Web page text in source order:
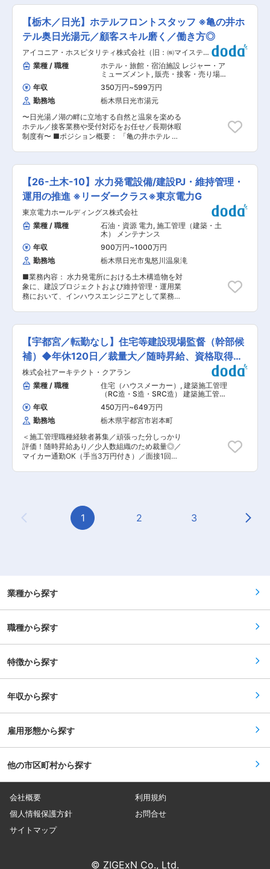
サービス向上のため海外研修も行っております。
また、メンター制度により、新人に対して先輩社
員がきめ細かくフォローする体制も整えていま
す。 グループとして社員を徹底的に大切してお
り、社員の慰労のためのパーティーや、グループ
社員のコミュニケーションを深める大運動会な
ど、様々な企画が用意されています。また就業環
境として独身寮も完備、基本的に転勤もなく、残
業も少なく充実のワークライフバランスを重視し
た働き方も可能です。 変更の範囲：会社の定める
業務
等で使用するドアノブやタオルリングといった住
宅用建築装飾金物の発注業務・在庫管理・納期調
整・品質管理をお任せします。主にサプライヤー
（仕入先）や営業の対応業務になります。 生産・
業務の効率化やコスト低減活動、システム改善の
企画、提案なども業務の一環となります。 ■組織
構成：１６名在籍（センター長１名 他スタッフ
１５名） ■配属先事業部：グローバルハードウェ
ア事業部 業務部 ■働き方：残業時間は月平均
20時間程度です。 入社後はOJTトレーナーのも
と教育を行いながらキャッチアップいただきます
ので未経験の方でもフォロー体制が整っておりま
す。車通勤可能です。 ■当社について：業歴49
年、オリジナリティと提案力を武器に今なお新し
い価値を創造し、成長を続けるエネルギッシュな
企業です。15万点に及ぶオリジナル製品で流通小
金物で住空間に彩りを添えるグローバルハードウ
ェア事業はそれぞれの分野で圧倒的なトップブラ
ンドとしての地位を確立しています。さらに将来
の基幹事業として順調な歩みを続けているのが、
パブリックファニチャーインターナショナル事業
とケユカ事業です。前者は企画力を活かした家
具・備品により、画一的になりがちな公共空間に
新風を吹込んでいます。後者はインテリアショッ
プ「ケユカ」を運営し、シンプルで洗練された自
社ブランド商品を提供しています。 変更の範囲：
会社の定める業務
【栃木／日光】ホテルフロントスタッフ ※亀の井ホ
テル奥日光湯元／顧客スキル磨く／働き方◎
アイコニア・ホスピタリティ株式会社（旧：㈱マイステイ
ズ・ホテル・マネジメント）
業種 / 職種
ホテル・旅館・宿泊施設 レジャー・ア
ミューズメント , 販売・接客・売り場担
当 フロント業務・予約受付
年収 350万円~599万円
勤務地
栃木県日光市湯元
〜日光湯ノ湖の畔に立地する自然と温泉を楽める
ホテル／接客業務や受付対応をお任せ／長期休暇
制度有〜 ■ポジション概要： 「亀の井ホテル 奥
する接客業務、電話応対、予約受付業務（電話、
インターネット）をお願いします。その他、館内
や周辺施設などのご案内、コンシェルジュ業務も
お任せします。 ■「亀の井ホテル 奥日光湯元」
について： 栃木県日光市西部に位置する日光湯元
温泉街の中心にございます。湯ノ湖の畔、絶景の
ロケーションで大自然と温泉をお楽しみいただけ
る温泉ホテルです。 ・戦場ヶ原や中禅寺湖まで車
で20分、紅葉シーズンは多くのレジャー客で賑わ
います。 ・近隣にはスキー場やキャンプ場が多
く、1月〜3月に開催される「奥日光湯元温泉雪ま
つり」は日本夜景遺産にも認定され、季節を問わ
ず観光をお楽しみいただけるエリアです。 ■当社
について： 2025年7月1日（火）より「アイコニ
ア・ホスピタリティ株式会社」に社名変更いたし
ました。 「思い出ある旅館」や「地域を象徴する
クライフバランスを大切にしながら、誰もが“輝
ける場所”でキャリアを築ける環境をご用意。ホ
テル業界で「おもてなし」「地域貢献」「挑戦」
を実現したいあなたをお待ちしています。 変更の
範囲：会社の定める業務
【26-土木-10】水力発電設備/建設PJ・維持管理・
運用の推進 ※リーダークラス※東京電力G
東京電力ホールディングス株式会社
業種 / 職種
石油・資源 電力, 施工管理（建築・土
木） メンテナンス
年収
900万円~1000万円
勤務地
栃木県日光市鬼怒川温泉滝
■業務内容： 水力発電所における土木構造物を対
象に、建設プロジェクトおよび維持管理・運用業
務において、インハウスエンジニアとして業務を
健全性確保と計画的な更新・維持管理が不可欠で
す。 本ポジションでは、発注者側の立場から、ご
経験・専門性を踏まえた役割に応じ、設備のライ
フサイクル全体に関わる、計画・設計、積算、工
事監理、維持管理・運用に関わる業務を推進して
いただきます。 関係部署や協力会社と連携しなが
ら、専門性を活かした技術検討・判断を通じて、
水力発電設備の安全性・信頼性向上と安定運用を
支える役割を担っていただきます。 【具体的な業
務内容】 ・水力発電所土木構造物に関する調査お
よび計画立案 ・土木構造物の設計業務 （構造
設計、工事設計を含む） ・積算および工事監理
・設備の保守管理、運用に関する技術的検討・改
善 【主な対象構造物】 ・ダム ・水路 ・水圧管路
・サージタンク ・ゲート機器類 等 ■配属先部署
人数・構成 水力発電第一線職場土木部門：約200
最大限考慮のうえ、配属地を決定いたします 鬼怒
川事業所 栃木県日光市鬼怒川温泉滝２６０ 那須
野事業所 栃木県那須塩原市下永田２−１０４１
事業所 長野県松本市波田１０１９５−２ 高瀬川
事業所 長野県小諸市田町２−３−２ 信濃川事業
所 新潟県中魚沼郡津南町大字下船渡戊１７９ 水
力工事センター 群馬県高崎市栄町３−２６ 変更
【宇都宮／転勤なし】住宅等建設現場監督（幹部候
補）◆年休120日／裁量大／随時昇給、資格取得支
援あり
株式会社アーキテクト・クアラン
業種 / 職種
住宅（ハウスメーカー） , 建築施工管理
（RC造・S造・SRC造） 建築施工管理
（木造）
年収 450万円~649万円
勤務地
栃木県宇都宮市岩本町
＜施工管理職種経験者募集／頑張った分しっかり
評価！随時昇給あり／少人数組織のため裁量◎／
マイカー通勤OK（手当3万円付き）／面接1回＞
経ち、業績拡大を目指し受注体制の強化のための
募集となります。 ■職務詳細： ・建設現場にお
いて、現場監督として案件管理 ・建設工事に関す
築士や施工管理技士の資格をお持ちの方について
は、経験や知識を十分に発揮していただきながら
ご活躍を期待しております。 また、一部営業職の
務に携わることができます。 ■当社の特徴/魅
しやすい環境となります。 ・栃木県内や隣接地域
をメインエリアとし、地域密着型でお客様のご要
望にお応えしております。住宅建築から商業建築
り支持いただいております。 ・資格取得支援制度
Previous Page
1 2 3
業種から探す
職種から探す
特徴から探す
年収から探す
雇用形態から探す
他の市区町村から探す
会社概要
利用規約
個人情報保護方針
お問合せ
サイトマップ
© ZIGExN Co., Ltd.